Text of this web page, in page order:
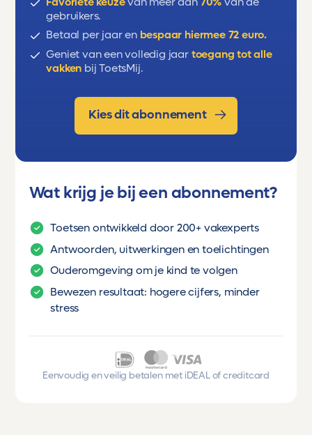
werkwoorden
persoonsvorm en onderwerp
(bijzondere) meervoudsvormen
gebruikers.
Betaal per jaar en bespaar hiermee 72 euro.
Geniet van een volledig jaar toegang tot alle
vakken bij ToetsMij.
Kies dit abonnement
Wat krijg je bij een abonnement?
Toetsen ontwikkeld door 200+ vakexperts
Antwoorden, uitwerkingen en toelichtingen
Ouderomgeving om je kind te volgen
Bewezen resultaat: hogere cijfers, minder
stress
Eenvoudig en veilig betalen met iDEAL of creditcard